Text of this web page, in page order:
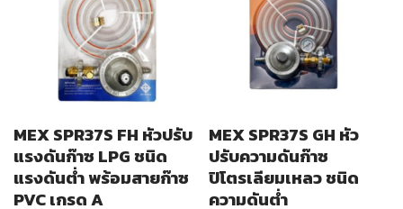
MEX SPR37S FH หัวปรับ
แรงดันก๊าซ LPG ชนิด
แรงดันต่ำ พร้อมสายก๊าซ
PVC เกรด A
MEX SPR37S GH หัว
ปรับความดันก๊าซ
ปิโตรเลียมเหลว ชนิด
ความดันต่ำ